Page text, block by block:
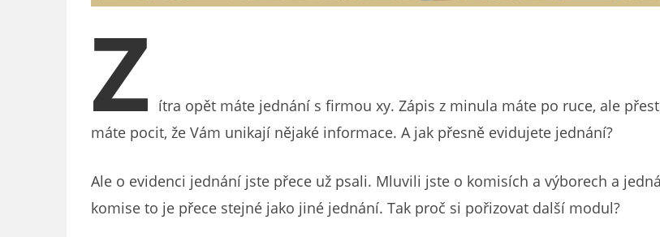
Z ítra opět máte jednání s firmou xy. Zápis z minula máte po ruce, ale
máte pocit, že Vám unikají nějaké informace. A jak přesně evidujete jednání?
Ale o evidenci jednání jste přece už psali. Mluvili jste o komisích a výborech a
komise to je přece stejné jako jiné jednání. Tak proč si pořizovat další modul?